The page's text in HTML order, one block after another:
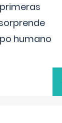
humano